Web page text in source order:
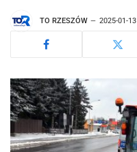
TO RZESZÓW 2025-01-13